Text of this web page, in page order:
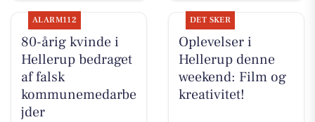
ALARM112
80-årig kvinde i
Hellerup bedraget
af falsk
kommunemedarbe
jder
DET SKER
Oplevelser i
Hellerup denne
weekend: Film og
kreativitet!